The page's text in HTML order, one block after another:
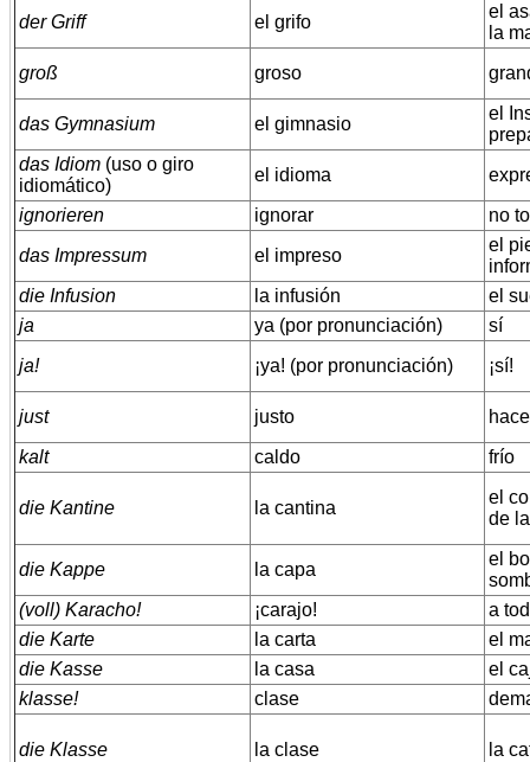
der Griff
el grifo
el
la
groß
groso
das Gymnasium el gimnasio
el
das Idiom (uso o giro
idiomático)
el idioma
ignorieren
ignorar
no
das Impressum
el impreso
el
die Infusion
la infusión
el
ja
ya (por pronunciación)
sí
ja!
¡ya! (por pronunciación) ¡sí!
just justo
kalt
caldo frío
die Kantine la cantina
el
de
die Kappe la capa
el
(voll) Karacho!
¡carajo!
a
die Karte
la carta
el
die Kasse
la casa
el
klasse!
clase
die Klasse la clase la